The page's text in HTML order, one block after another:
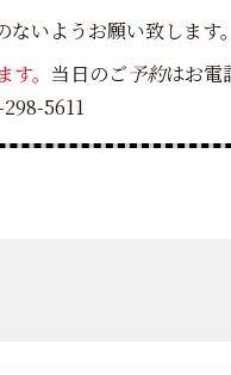
いようお願い致します。
。 当日のご予約はお電
5611